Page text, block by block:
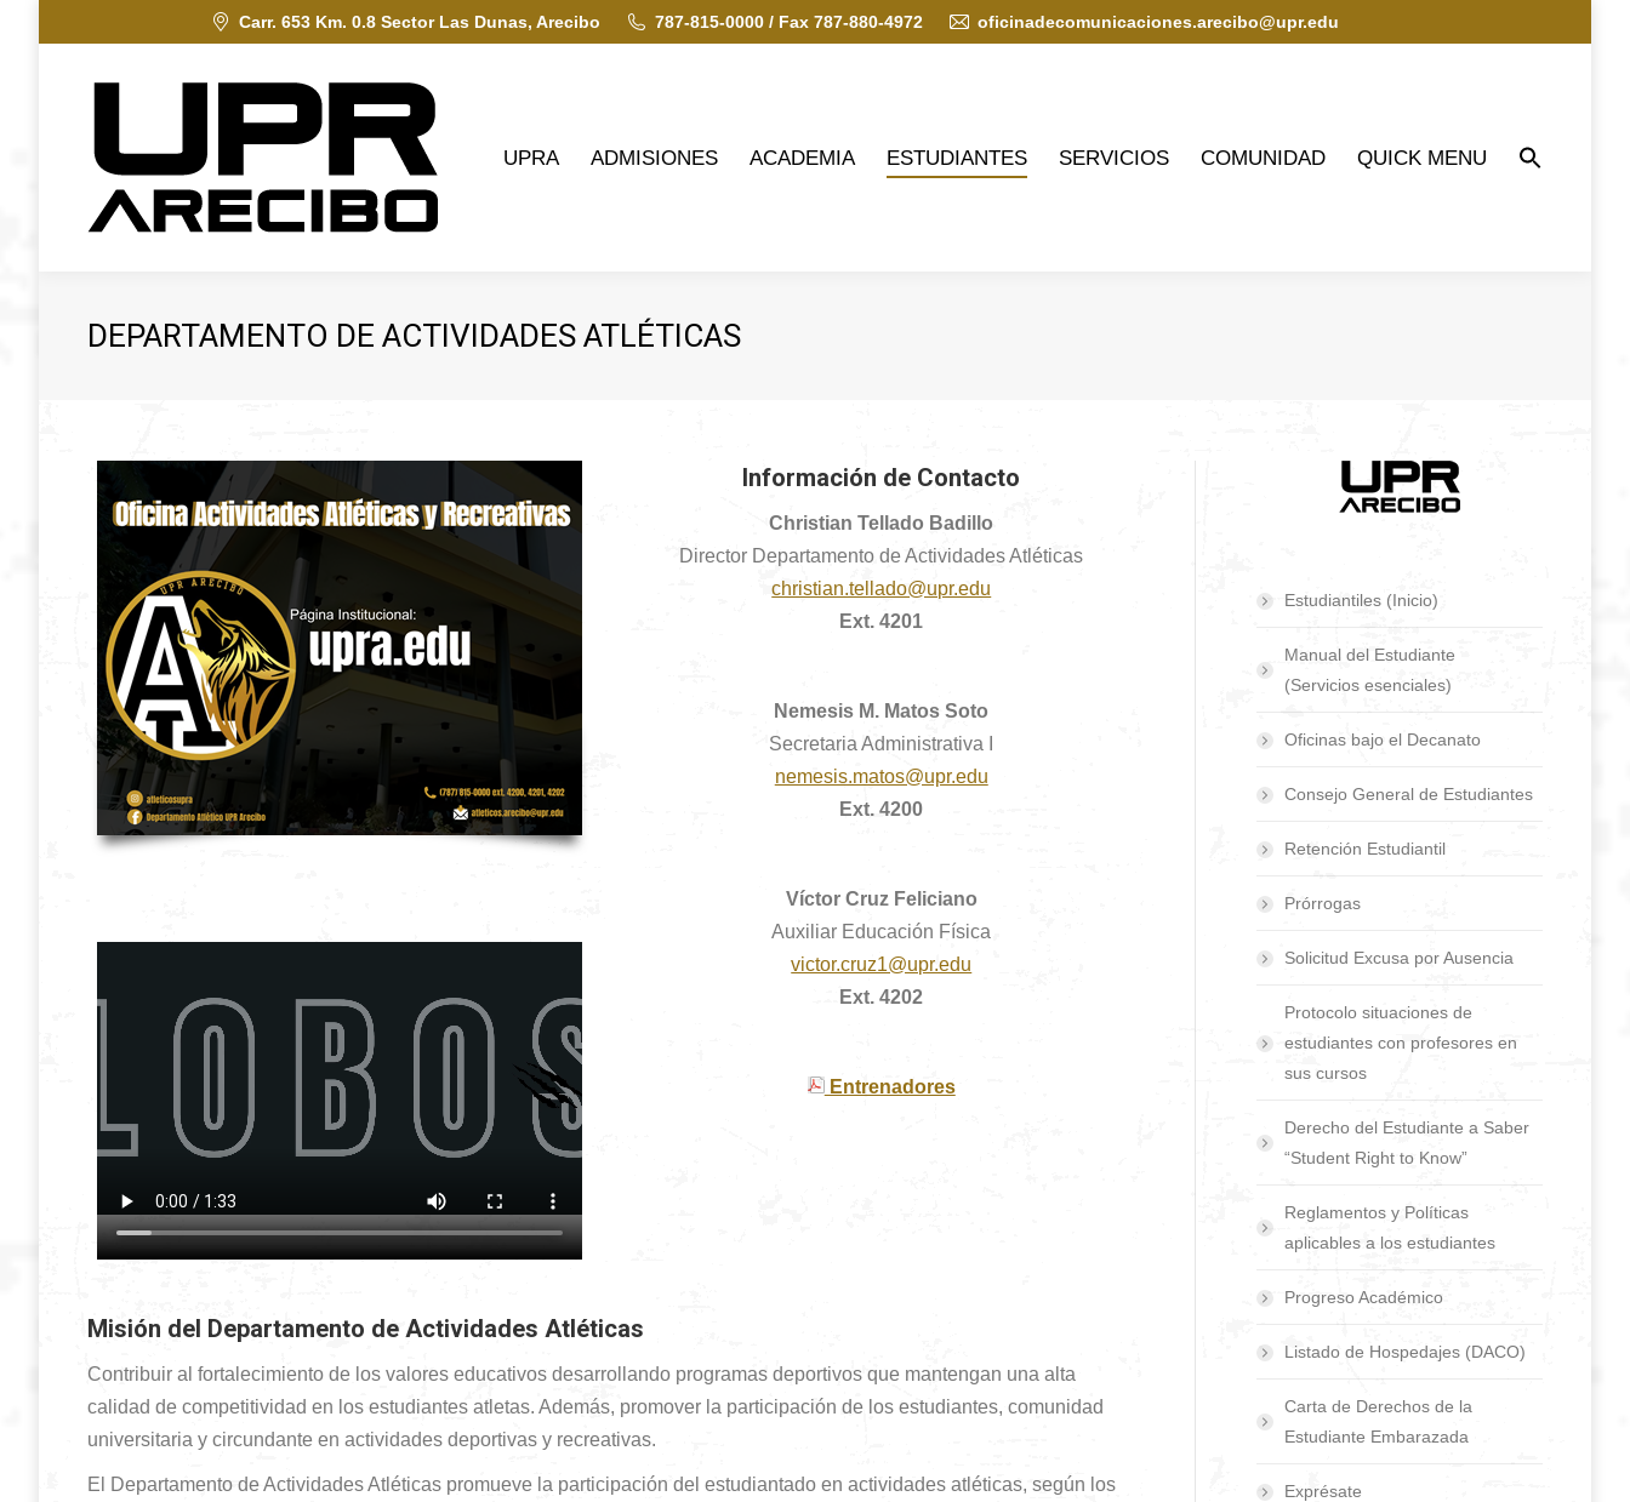
Carr. 653 Km. 0.8 Sector Las Dunas, Arecibo 787-815-0000 / Fax 787-880-4972 oficinadecomunicaciones.arecibo@upr.edu
UPRA ADMISIONES ACADEMIA ESTUDIANTES SERVICIOS COMUNIDAD QUICK MENU
DEPARTAMENTO DE ACTIVIDADES ATLÉTICAS
Información de Contacto
Christian Tellado Badillo
Director Departamento de Actividades Atléticas
christian.tellado@upr.edu
Ext. 4201
Nemesis M. Matos Soto
Secretaria Administrativa I
nemesis.matos@upr.edu
Ext. 4200
Víctor Cruz Feliciano
Auxiliar Educación Física
victor.cruz1@upr.edu
Ext. 4202
Entrenadores
Misión del Departamento de Actividades Atléticas
Contribuir al fortalecimiento de los valores educativos desarrollando programas deportivos que mantengan una alta
calidad de competitividad en los estudiantes atletas. Además, promover la participación de los estudiantes, comunidad
universitaria y circundante en actividades deportivas y recreativas.
El Departamento de Actividades Atléticas promueve la participación del estudiantado en actividades atléticas, según los
Estudiantiles (Inicio)
Manual del Estudiante
(Servicios esenciales)
Oficinas bajo el Decanato
Consejo General de Estudiantes
Retención Estudiantil
Prórrogas
Solicitud Excusa por Ausencia
Protocolo situaciones de
estudiantes con profesores en
sus cursos
Derecho del Estudiante a Saber
“Student Right to Know”
Reglamentos y Políticas
aplicables a los estudiantes
Progreso Académico
Listado de Hospedajes (DACO)
Carta de Derechos de la
Estudiante Embarazada
Exprésate
ADMISIONES ESTUDIANTES COMUNIDAD